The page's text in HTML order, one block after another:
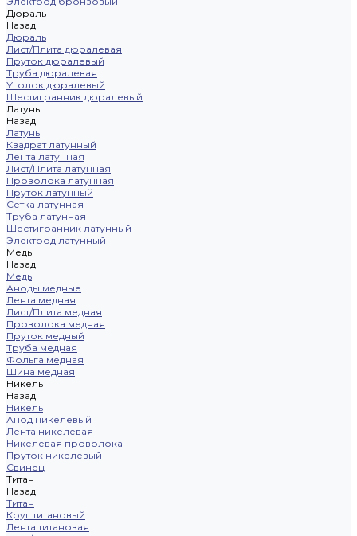
Дюраль
Назад
Дюраль
Лист/Плита дюралевая
Пруток дюралевый
Труба дюралевая
Уголок дюралевый
Шестигранник дюралевый
Латунь
Назад
Латунь
Квадрат латунный
Лента латунная
Лист/Плита латунная
Проволока латунная
Пруток латунный
Сетка латунная
Труба латунная
Шестигранник латунный
Электрод латунный
Медь
Назад
Медь
Аноды медные
Лента медная
Лист/Плита медная
Проволока медная
Пруток медный
Труба медная
Фольга медная
Шина медная
Никель
Назад
Никель
Анод никелевый
Лента никелевая
Никелевая проволока
Пруток никелевый
Свинец
Титан
Назад
Титан
Круг титановый
Лента титановая